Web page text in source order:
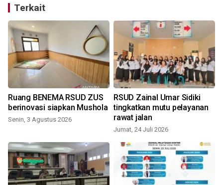
Terkait
Ruang BENEMA RSUD ZUS
berinovasi siapkan Mushola
Senin, 3 Agustus 2026
RSUD Zainal Umar Sidiki
tingkatkan mutu pelayanan
rawat jalan
Jumat, 24 Juli 2026